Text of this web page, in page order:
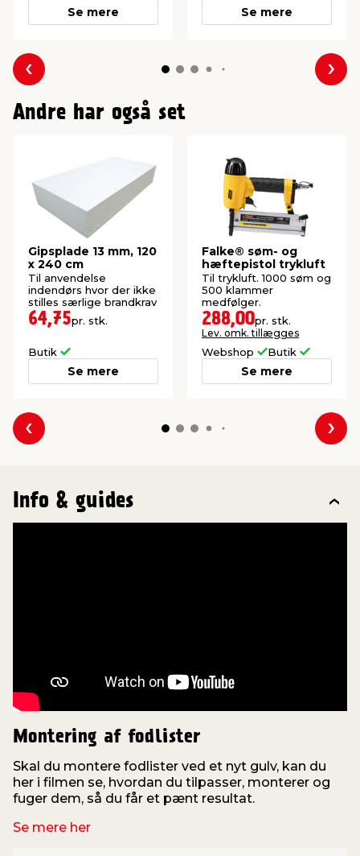
Se mere Se mere
Forrige
Andre har også set
Gipsplade 13 mm, 120
x 240 cm
Til anvendelse
indendørs hvor der ikke
stilles særlige brandkrav
64,75pr. stk.
Butik
Se mere
Falke® søm- og
hæftepistol trykluft
Til trykluft. 1000 søm og
500 klammer
medfølger.
288,00pr. stk.
Lev. omk. tillægges
Webshop Butik
Se mere
Forrige
Info & guides
Montering af fodlister
Skal du montere fodlister ved et nyt gulv, kan du
her i filmen se, hvordan du tilpasser, monterer og
fuger dem, så du får et pænt resultat.
Se mere her